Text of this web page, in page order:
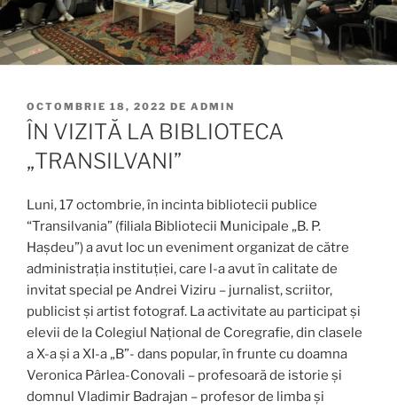
PUBLICAT
PE
OCTOMBRIE 18, 2022 DE ADMIN
ÎN VIZITĂ LA BIBLIOTECA
„TRANSILVANI”
Luni, 17 octombrie, în incinta bibliotecii publice
“Transilvania” (filiala Bibliotecii Municipale „B. P.
Hașdeu”) a avut loc un eveniment organizat de către
administrația instituției, care l-a avut în calitate de
invitat special pe Andrei Viziru – jurnalist, scriitor,
publicist și artist fotograf. La activitate au participat și
elevii de la Colegiul Național de Coregrafie, din clasele
a X-a și a XI-a „B”- dans popular, în frunte cu doamna
Veronica Pârlea-Conovali – profesoară de istorie și
domnul Vladimir Badrajan – profesor de limba și